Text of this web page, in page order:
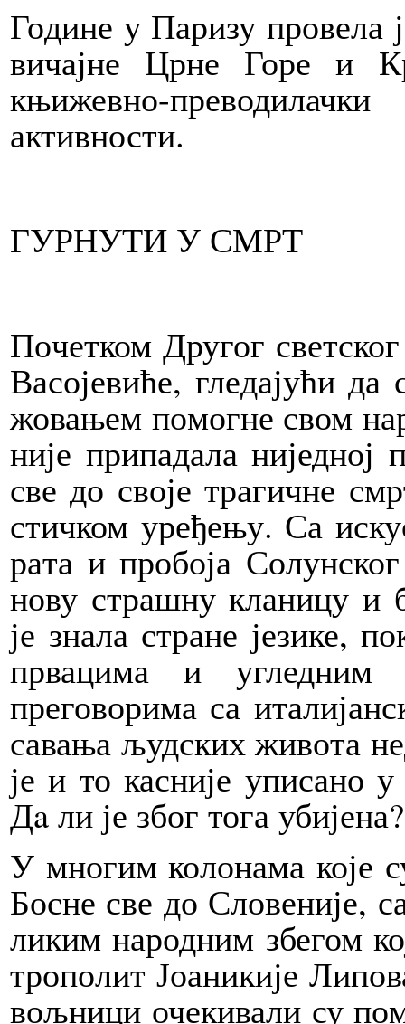
Го­ди­не у Па­ри­зу про­ве­ла
ви­чај­не Цр­не Го­ре и
књижевно-
активности.
ГУРНУТИ У СМРТ
По­чет­ком Дру­гог
Ва­со­је­ви­ће, гле­да­ју­ћи
жо­ва­њем по­мог­не свом
ни­је при­па­да­ла ни­јед­ној
све до сво­је тра­гич­не
стич­ком уре­ђе­њу. Са
ра­та и про­бо­ја
нову стра­шну кла­ни­цу и
је знала стране језике,
првацима и
преговорима са
са­ва­ња људ­ских жи­во­та
је и то ка­сни­је упи­са­но
Дa ли је због то­га уби­је­на?
У мно­гим ко­ло­на­ма ко­је
Бо­сне све до Сло­ве­ни­је,
ли­ким на­род­ним збе­гом
тро­по­лит Јо­а­ни­ки­је
вољ­ни­ци оче­ки­ва­ли су